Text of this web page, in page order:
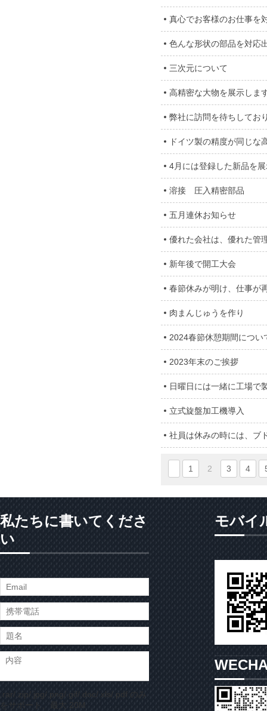
真心でお客様のお仕事を
色んな形状の部品を対応
三次元について
高精密な大物を展示しま
弊社に訪問を待ちしてお
ドイツ製の精度が同じな
4月には登録した新品を
溶接　圧入精密部品
五月連休お知らせ
優れた会社は、優れた管
新年後で開工大会
春節休みが明け、仕事が
肉まんじゅうを作り
2024春節休憩期間につい
2023年末のご挨拶
日曜日には一緒に工場で
立式旋盤加工機導入
社員は休みの時には、ブ
1 2 3 4
私たちに書いてくださ
い
.rar/.zip/.jpg/.png/.gif/.doc/.xls/.pdf のみ
をサポート、最大 20M
モバイ